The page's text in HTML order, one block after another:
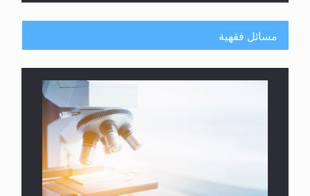
مسائل فقهية